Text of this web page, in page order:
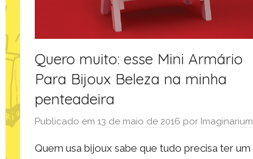
Quero muito: esse Mini Armário
Para Bijoux Beleza na minha
penteadeira
Publicado em13 de maio de 2016 por Imaginarium
Quem usa bijoux sabe que tudo precisa ter um